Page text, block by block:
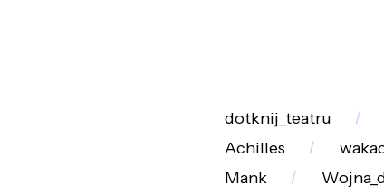
dotknij_teatru
Achilles
Mank